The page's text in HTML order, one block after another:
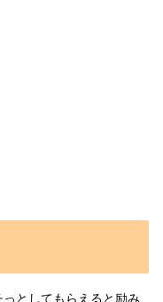
としてもらえると励み